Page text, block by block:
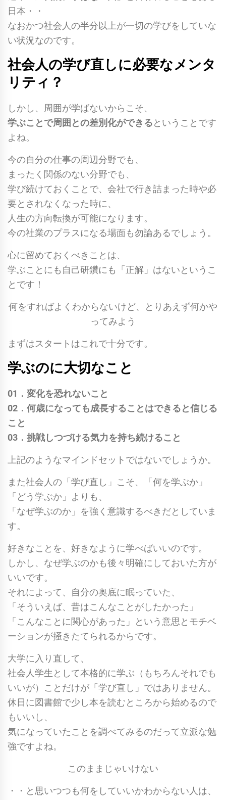
日本・・
なおかつ社会人の半分以上が一切の学びをしていな
い状況なのです。
社会人の学び直しに必要なメンタ
リティ？
しかし、周囲が学ばないからこそ、
学ぶことで周囲との差別化ができるということです
よね。
今の自分の仕事の周辺分野でも、
まったく関係のない分野でも、
学び続けておくことで、会社で行き詰まった時や必
要とされなくなった時に、
人生の方向転換が可能になります。
今の社業のプラスになる場面も勿論あるでしょう。
心に留めておくべきことは、
学ぶことにも自己研鑽にも「正解」はないというこ
とです！
何をすればよくわからないけど、とりあえず何かや
ってみよう
まずはスタートはこれで十分です。
学ぶのに大切なこと
01．変化を恐れないこと
02．何歳になっても成長することはできると信じる
こと
03．挑戦しつづける気力を持ち続けること
上記のようなマインドセットではないでしょうか。
また社会人の「学び直し」こそ、「何を学ぶか」
「どう学ぶか」よりも、
「なぜ学ぶのか」を強く意識するべきだとしていま
す。
好きなことを、好きなように学べばいいのです。
しかし、なぜ学ぶのかも後々明確にしておいた方が
いいです。
それによって、自分の奥底に眠っていた、
「そういえば、昔はこんなことがしたかった」
「こんなことに関心があった」という意思とモチベ
ーションが掻きたてられるからです。
大学に入り直して、
社会人学生として本格的に学ぶ（もちろんそれでも
いいが）ことだけが「学び直し」ではありません。
休日に図書館で少し本を読むところから始めるので
もいいし、
気になっていたことを調べてみるのだって立派な勉
強ですよね。
このままじゃいけない
・・と思いつつも何をしていいかわからない人は、